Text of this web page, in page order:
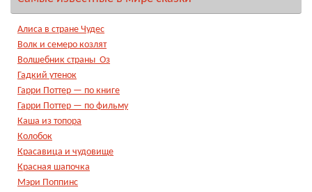
Алиса в стране Чудес
Волк и семеро козлят
Волшебник страны Оз
Гадкий утенок
Гарри Поттер — по книге
Гарри Поттер — по фильму
Каша из топора
Колобок
Красавица и чудовище
Красная шапочка
Мэри Поппинс